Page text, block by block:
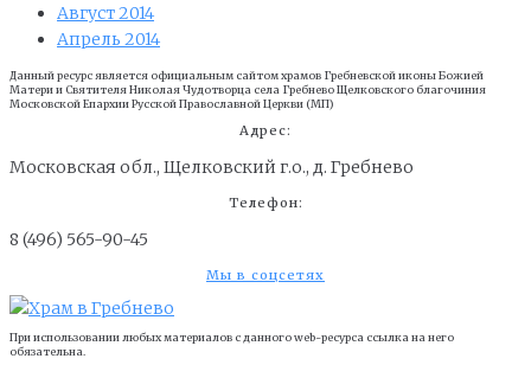
Август 2014
Апрель 2014
Данный ресурс является официальным сайтом храмов Гребневской иконы Божией
Матери и Cвятителя Николая Чудотворца села Гребнево Щелковского благочиния
Московской Епархии Русской Православной Церкви (МП)
Адрес:
Московская обл., Щелковский г.о., д. Гребнево
Телефон:
8 (496) 565-90-45
Мы в соцсетях
При использовании любых материалов с данного web-ресурса ссылка на него
обязательна.